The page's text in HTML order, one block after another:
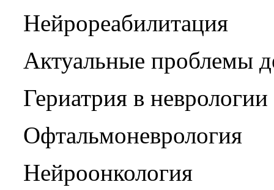
Нейрореабилитация
Актуальные проблемы
Гериатрия в неврологии
Офтальмоневрология
Нейроонкология